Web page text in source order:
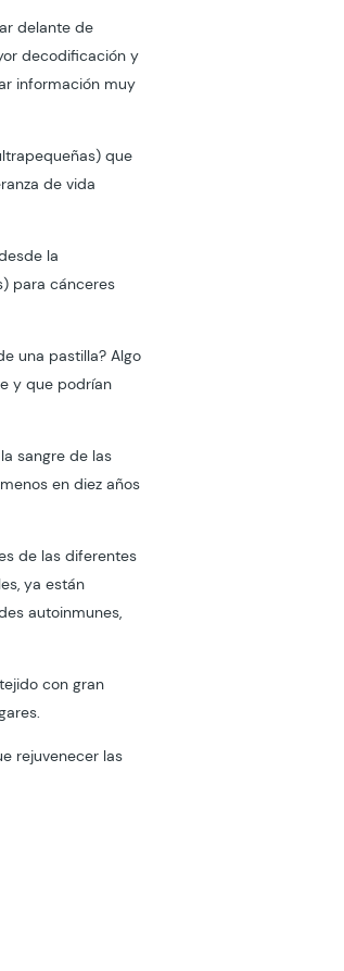
delante de
decodificación y
información muy
que
de vida
la
para cánceres
una pastilla? Algo
y que podrían
sangre de las
en diez años
de las diferentes
ya están
autoinmunes,
con gran
rejuvenecer las